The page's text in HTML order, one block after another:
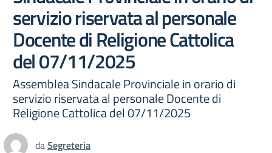
servizio riservata al personale
Docente di Religione Cattolica
del 07/11/2025
Assemblea Sindacale Provinciale in orario di
servizio riservata al personale Docente di
Religione Cattolica del 07/11/2025
daSegreteria